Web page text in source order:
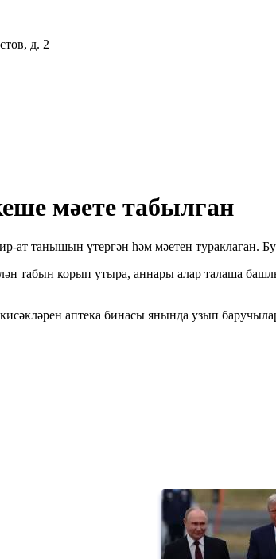
д. 2
мәете табылган
ат танышын үтергән һәм мәетен тураклаган.
табын корып утыра, аннары алар талаша
аптека бинасы янында узып